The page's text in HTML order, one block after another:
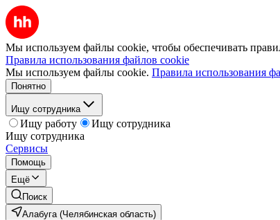
Мы используем файлы cookie, чтобы обеспечивать
Правила использования файлов cookie
Мы используем файлы cookie. Правила использования
Понятно
Ищу сотрудника
Ищу работу
Ищу сотрудника
Ищу сотрудника
Сервисы
Помощь
Ещё
Поиск
Алабуга (Челябинская область)